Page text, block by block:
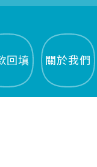
回填 關於我們